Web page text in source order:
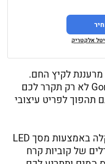
אלקטריק
לקיץ החם.
מכונת קרח ביתית של Gorenje לא רק תקרר לכם
תהפוך לפריט עיצובי
המכונה מאפשרת שליטה קלה באמצעות מסך LED
ופשוט לתפעול. 2 גדלים של קוביות קרח